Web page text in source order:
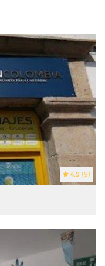
4.9 (9)